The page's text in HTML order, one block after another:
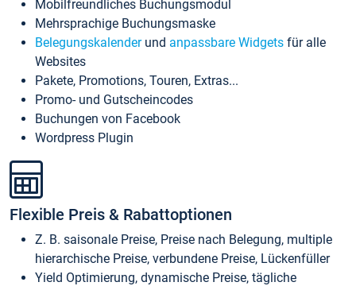
Mobilfreundliches Buchungsmodul
Mehrsprachige Buchungsmaske
Belegungskalenderund anpassbare Widgets für alle
Websites
Pakete, Promotions, Touren, Extras...
Promo- und Gutscheincodes
Buchungen von Facebook
Wordpress Plugin
Flexible Preis & Rabattoptionen
Z. B. saisonale Preise, Preise nach Belegung, multiple
hierarchische Preise, verbundene Preise, Lückenfüller
Yield Optimierung, dynamische Preise, tägliche